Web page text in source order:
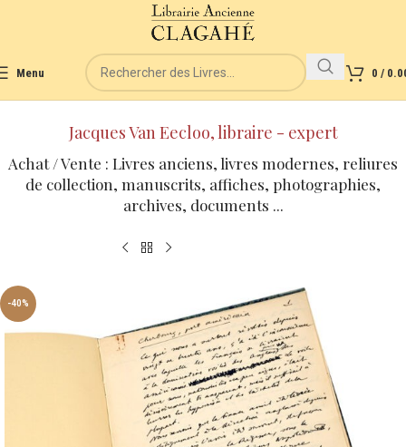
Menu 0 /
Jacques Van Eecloo, libraire - expert
Achat / Vente : Livres anciens, livres modernes, reliures
de collection, manuscrits, affiches, photographies,
archives, documents ...
-40%